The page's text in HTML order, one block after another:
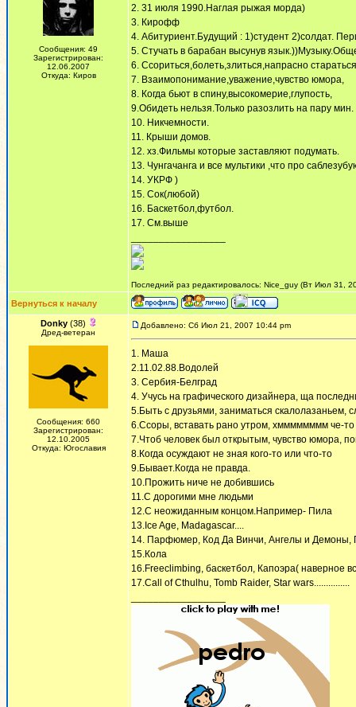
Сообщения: 49
Зарегистрирован:
12.06.2007
Откуда: Киров
2. 31 июля 1990.Наглая рыжая морда)
3. Кирофф
4. Абитуриент.Будущий : 1)студент 2)солдат.
5. Стучать в барабан высунув
6. Ссориться,болеть,злиться,напрасно
7. Взаимопонимание,уважение,чувство юмора,
8. Когда бьют в спину,высокомерие,глупость,
9.Обидеть нельзя.Только разозлить на пару мин.
10. Никчемности.
11. Крыши домов.
12. хз.Фильмы которые заставляют подумать.
13. Чунгачанга и все мультики ,что про
14. УКРФ )
15. Сок(любой)
16. Баскетбол,футбол.
17. См.выше
Последний раз редактировалось: Nice_guy (Вт Июл 31,
Вернуться к началу
Donky(38)
Дред-ветеран
Сообщения: 660
Зарегистрирован:
12.10.2005
Откуда: Югославия
Добавлено: Сб Июл 21, 2007 10:44 pm
1. Маша
2.11.02.88.Водолей
3. Сербия-Белград
4. Учусь на графического дизайнера, ща
5.Быть с друзьями, заниматься скалолазаньем,
6.Ссоры, вставать рано утром, хмммммммм че-
7.Чтоб человек был открытым, чувство юмора,
8.Когда осуждают не зная кого-то или что-то
9.Бывает.Когда не правда.
10.Прожить ниче не добившись
11.С дорогими мне людьми
12.С неожиданным концом.Например- Пила
13.Ice Age, Madagascar....
14. Парфюмер, Код Да Винчи, Ангелы и Демоны,
15.Кола
16.Freeclimbing, баскетбол, Капоэра( наверное
17.Call of Cthulhu, Tomb Raider, Star wars...............